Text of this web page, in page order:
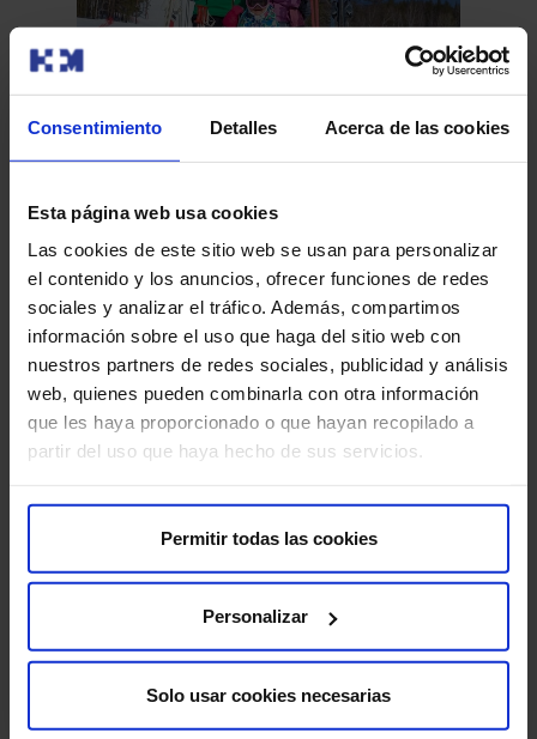
Consentimiento Detalles Acerca de las cookies
Esta página web usa cookies
Las cookies de este sitio web se usan para personalizar
el contenido y los anuncios, ofrecer funciones de redes
sociales y analizar el tráfico. Además, compartimos
información sobre el uso que haga del sitio web con
nuestros partners de redes sociales, publicidad y análisis
web, quienes pueden combinarla con otra información
que les haya proporcionado o que hayan recopilado a
partir del uso que haya hecho de sus servicios.
Permitir todas las cookies
Personalizar
Solo usar cookies necesarias
¡Pon tus ojos a salvo en invierno!
¿Los deportes de nieve pueden dañar mi visión? ¿Sabías
que la nieve fresca multiplica el efecto de radiación y
refleja c…
Leer más